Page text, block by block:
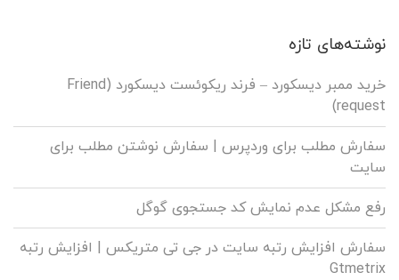
نوشته‌های تازه
خرید ممبر دیسکورد – فرند ریکوئست دیسکورد (Friend
request)
سفارش مطلب برای وردپرس |‌ سفارش نوشتن مطلب برای
سایت
رفع مشکل عدم نمایش کد جستجوی گوگل
سفارش افزایش رتبه سایت در جی تی متریکس | افزایش رتبه
Gtmetrix